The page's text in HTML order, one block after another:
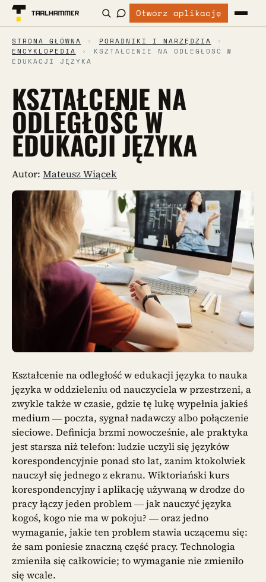
Otwórz aplikację
STRONA GŁÓWNA › PORADNIKI I NARZĘDZIA
›
ENCYKLOPEDIA
›
KSZTAŁCENIE NA ODLEGŁOŚĆ W
EDUKACJI JĘZYKA
KSZTAŁCENIE NA
ODLEGŁOŚĆ W
EDUKACJI JĘZYKA
Autor: Mateusz Wiącek
Kształcenie na odległość w edukacji języka to nauka
języka w oddzieleniu od nauczyciela w przestrzeni, a
zwykle także w czasie, gdzie tę lukę wypełnia jakieś
medium — poczta, sygnał nadawczy albo połączenie
sieciowe. Definicja brzmi nowocześnie, ale praktyka
jest starsza niż telefon: ludzie uczyli się języków
korespondencyjnie ponad sto lat, zanim ktokolwiek
nauczył się jednego z ekranu. Wiktoriański kurs
korespondencyjny i aplikację używaną w drodze do
pracy łączy jeden problem — jak nauczyć języka
kogoś, kogo nie ma w pokoju? — oraz jedno
wymaganie, jakie ten problem stawia uczącemu się:
że sam poniesie znaczną część pracy. Technologia
zmieniła się całkowicie; to wymaganie nie zmieniło
się wcale.